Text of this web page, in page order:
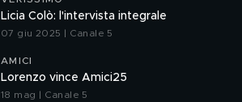
Licia Colò: l'intervista integrale
07 giu 2025 | Canale 5
AMICI
Lorenzo vince Amici25
18 mag | Canale 5